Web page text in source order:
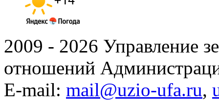
2009 - 2026 Управление
отношений
E-mail: mail@uzio-ufa.ru,